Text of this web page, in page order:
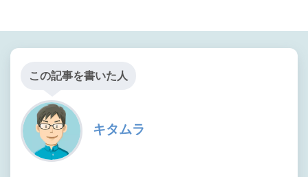
この記事を書いた人
キタムラ